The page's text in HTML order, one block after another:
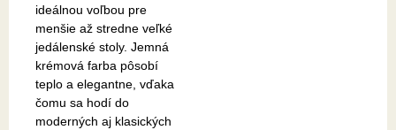
ideálnou voľbou pre
menšie až stredne veľké
jedálenské stoly. Jemná
krémová farba pôsobí
teplo a elegantne, vďaka
čomu sa hodí do
moderných aj klasických